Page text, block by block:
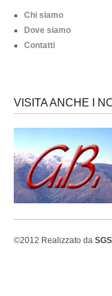
Chi siamo
Dove siamo
Contatti
VISITA ANCHE I
©2012 Realizzato da